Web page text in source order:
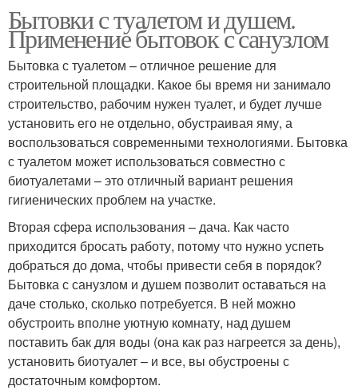
Бытовки с туалетом и душем.
Применение бытовок с санузлом
Бытовка с туалетом – отличное решение для
строительной площадки. Какое бы время ни занимало
строительство, рабочим нужен туалет, и будет лучше
установить его не отдельно, обустраивая яму, а
воспользоваться современными технологиями. Бытовка
с туалетом может использоваться совместно с
биотуалетами – это отличный вариант решения
гигиенических проблем на участке.
Вторая сфера использования – дача. Как часто
приходится бросать работу, потому что нужно успеть
добраться до дома, чтобы привести себя в порядок?
Бытовка с санузлом и душем позволит оставаться на
даче столько, сколько потребуется. В ней можно
обустроить вполне уютную комнату, над душем
поставить бак для воды (она как раз нагреется за день),
установить биотуалет – и все, вы обустроены с
достаточным комфортом.